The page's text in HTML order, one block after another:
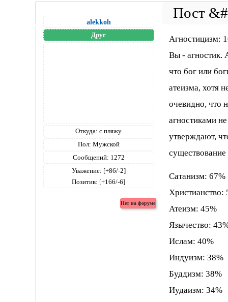
alekkoh
Друг
Откуда: с пляжу
Пол: Мужской
Сообщений: 1272
Уважение: [+86/-2]
Позитив: [+166/-6]
Агностицизм:
Вы - агностик.
что бог или
атеизма, хотя
очевидно, что
агностиками
утверждают,
Сатанизм: 67%
Христианство:
Атеизм: 45%
Язычество:
Ислам: 40%
Индуизм: 38%
Буддизм: 38%
Иудаизм: 34%